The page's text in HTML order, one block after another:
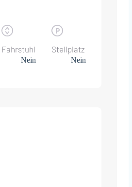
Fahrstuhl
Nein
Stellplatz
Nein